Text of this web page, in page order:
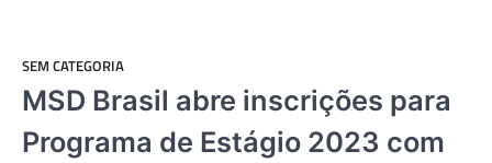
SEM CATEGORIA
MSD Brasil abre inscrições para
Programa de Estágio 2023 com